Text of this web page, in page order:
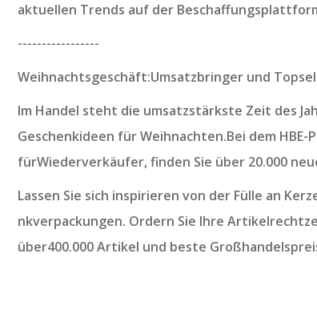
aktuellen Trends auf der
-----------------
Weihnachtsgeschäft:Umsatzbringer und
Im Handel steht die umsatzstärkste Zeit des
Geschenkideen für Weihnachten.Bei dem
fürWiederverkäufer, finden Sie über 20.000
Lassen Sie sich inspirieren von der Fülle an
nkverpackungen. Ordern Sie Ihre
über400.000 Artikel und beste